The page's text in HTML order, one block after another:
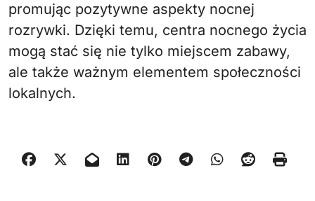
promując pozytywne aspekty nocnej
rozrywki. Dzięki temu, centra nocnego życia
mogą stać się nie tylko miejscem zabawy,
ale także ważnym elementem społeczności
lokalnych.